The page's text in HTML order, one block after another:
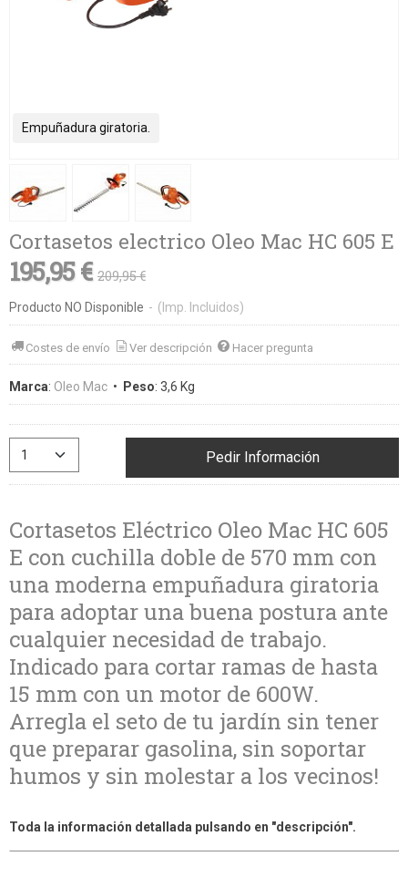
Empuñadura giratoria.
Cortasetos electrico Oleo Mac HC 605 E
195,95 € 209,95 €
Producto NO Disponible - (Imp. Incluidos)
Costes de envío Ver descripción Hacer pregunta
Marca: Oleo Mac • Peso: 3,6 Kg
Pedir Información
Cortasetos Eléctrico Oleo Mac HC 605
E con cuchilla doble de 570 mm con
una moderna empuñadura giratoria
para adoptar una buena postura ante
cualquier necesidad de trabajo.
Indicado para cortar ramas de hasta
15 mm con un motor de 600W.
Arregla el seto de tu jardín sin tener
que preparar gasolina, sin soportar
humos y sin molestar a los vecinos!
Toda la información detallada pulsando en "descripción".